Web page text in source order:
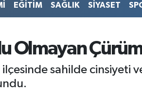
EĞİTİM SAĞLIK SİYASET
Olmayan
sahilde cinsiyeti